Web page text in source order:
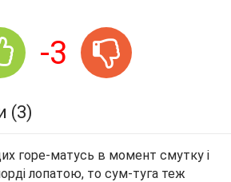
-3
(3)
горе-матусь в момент смутку і
лопатою, то сум-туга теж